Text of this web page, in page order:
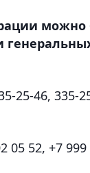
можно
25-46, 335-
05 52, +7